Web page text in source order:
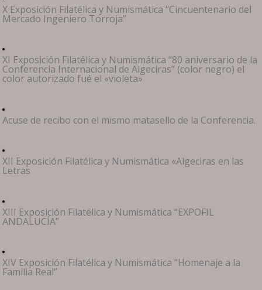
X Exposición Filatélica y Numismática “Cincuentenario del
Mercado Ingeniero Torroja”
XI Exposición Filatélica y Numismática “80 aniversario de la
Conferencia Internacional de Algeciras” (color negro) el
color autorizado fué el «violeta»
Acuse de recibo con el mismo matasello de la Conferencia.
XII Exposición Filatélica y Numismática «Algeciras en las
Letras
XIII Exposición Filatélica y Numismática “EXPOFIL
ANDALUCÍA”
XIV Exposición Filatélica y Numismática “Homenaje a la
Familia Real”